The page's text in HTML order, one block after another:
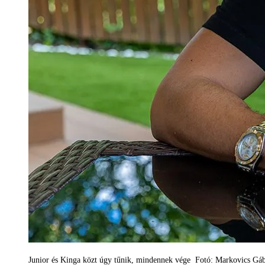
Junior és Kinga közt úgy tűnik, mindennek vége Fotó: Markovics